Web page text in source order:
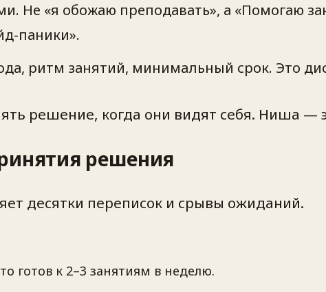
Не «я обожаю преподавать», а «Помогаю
паники».
ритм занятий, минимальный срок. Это
решение, когда они видят себя. Ниша —
решения
десятки переписок и срывы ожиданий.
готов к 2–3 занятиям в неделю.